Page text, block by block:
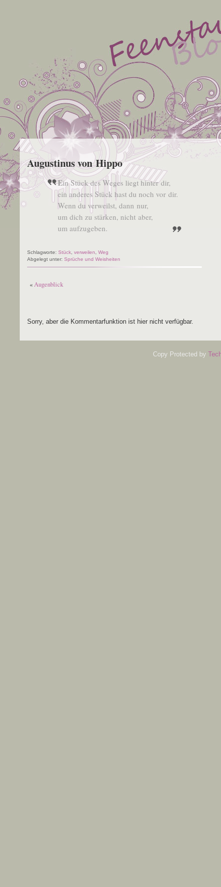
Augustinus von Hippo
Ein Stück des Weges liegt hin­ter dir,
ein ande­res Stück hast du noch vor dir.
Wenn du ver­weilst, dann nur,
um dich zu stär­ken, nicht aber,
um aufzugeben.
Schlagworte: Stück verweilen
Weg
Abgelegt unter: Sprüche und Weisheiten
«Augenblick
Sorry, aber die Kommentarfunktion ist hier nicht verfügbar.
Copy Protected by